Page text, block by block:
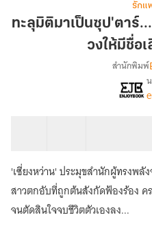
มา
เป็น
ซุป'ตาร์...แต่
ขอ
สด
ดูด
วง
ให้
มีชื่อ
รักแ
ทะลุมิติมาเป็นซุป'ตาร์
วงให้มีชื่อ
สำนักพิมพ์
'เซี่ยงหว่าน' ประมุขสำนักผู้ทรงพลั
สาวตกอับที่ถูกต้นสังกัดฟ้องร้อง
จนตัดสินใจจบชีวิตตัวเองลง...